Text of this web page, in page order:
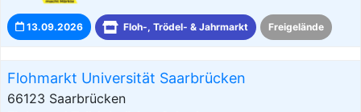
13.09.2026 Floh-, Trödel- & Jahrmarkt Freigelände
Flohmarkt Universität Saarbrücken
66123 Saarbrücken